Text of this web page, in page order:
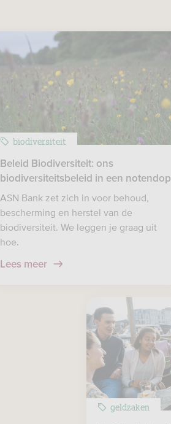
biodiversiteit
Beleid Biodiversiteit: ons
biodiversiteitsbeleid in een notendop
ASN Bank zet zich in voor behoud,
bescherming en herstel van de
biodiversiteit. We leggen je graag uit
hoe.
Lees meer
geldzaken